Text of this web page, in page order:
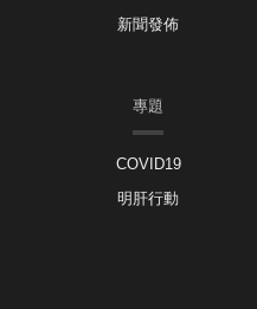
新聞發佈
專題
COVID19
明肝行動